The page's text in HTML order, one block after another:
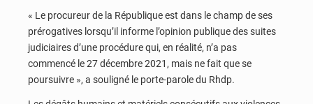
« Le procureur de la République est dans le champ de ses
prérogatives lorsqu’il informe l’opinion publique des suites
judiciaires d’une procédure qui, en réalité, n’a pas
commencé le 27 décembre 2021, mais ne fait que se
poursuivre », a souligné le porte-parole du Rhdp.